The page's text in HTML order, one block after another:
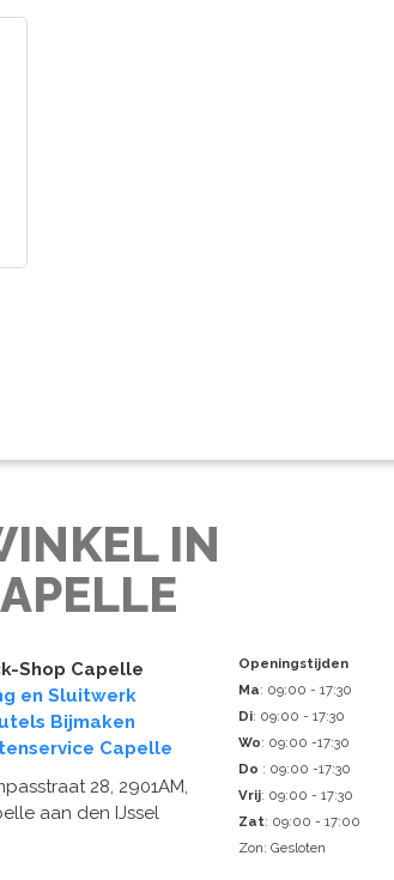
IN
Shop Capelle
en Sluitwerk
Bijmaken
Capelle
28, 2901AM,
aan den IJssel
Openingstijden
Ma: 09:00 - 17:30
Di: 09:00 - 17:30
Wo: 09:00 -17:30
Do : 09:00 -17:30
Vrij: 09:00 - 17:30
Zat: 09:00 - 17:00
Zon: Gesloten